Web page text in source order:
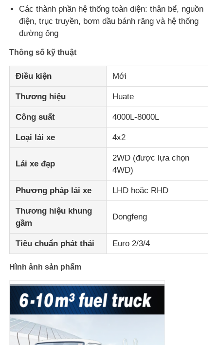
Xe tải
Các thành phần hệ thống toàn diện: thân bể, nguồn
điện, trục truyền, bơm dầu bánh răng và hệ thống
đường ống
Thông số kỹ thuật
Điều kiện Mới
Thương hiệu Huate
Công suất 4000L-8000L
Loại lái xe 4x2
Lái xe đạp
2WD (được lựa chọn
4WD)
Phương pháp lái xe LHD hoặc RHD
Thương hiệu khung
gầm
Dongfeng
Tiêu chuẩn phát thải Euro 2/3/4
Hình ảnh sản phẩm